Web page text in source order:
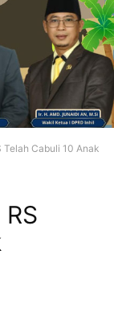
Telah Cabuli 10 Anak